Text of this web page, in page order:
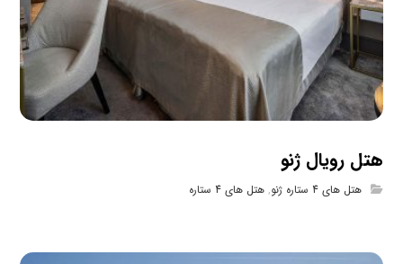
هتل رویال ژنو
هتل های 4 ستاره ژنو ,هتل های 4 ستاره